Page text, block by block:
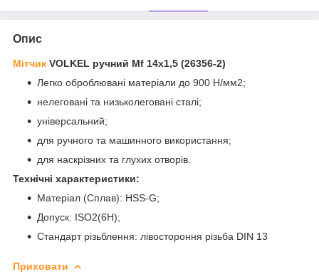
Опис
Мітчик VOLKEL ручний Мf 14х1,5 (26356-2)
Легко оброблювані матеріали до 900 Н/мм2;
нелеговані та низьколеговані сталі;
універсальний;
для ручного та машинного використання;
для наскрізних та глухих отворів.
Технічні характеристики:
Матеріал (Сплав): HSS-G;
Допуск: ISO2(6H);
Стандарт різьблення: лівостороння різьба DIN 13
Приховати